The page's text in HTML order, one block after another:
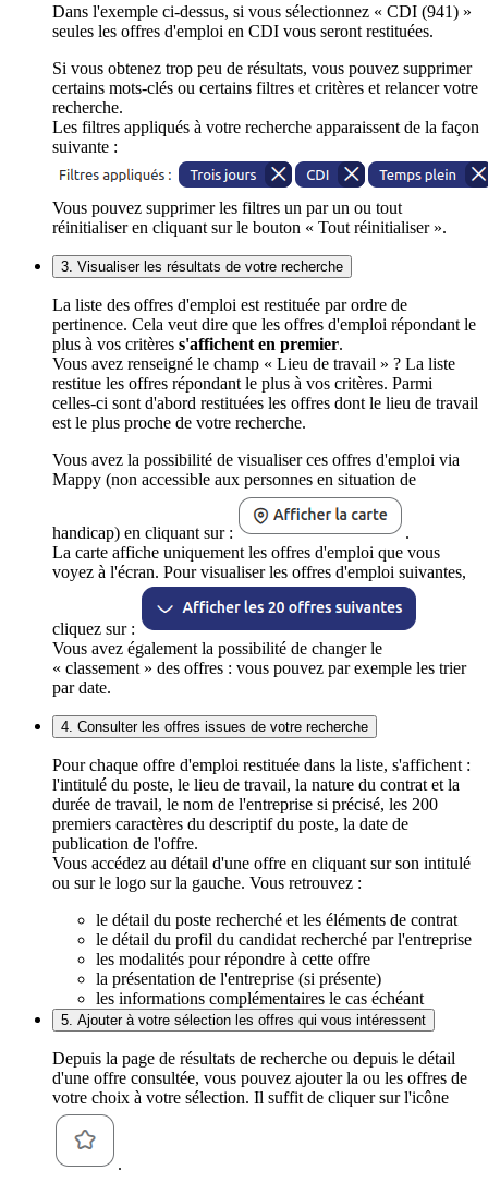
Dans l'exemple ci-dessus, si vous sélectionnez « CDI (941) »
seules les offres d'emploi en CDI vous seront restituées.
Si vous obtenez trop peu de résultats, vous pouvez supprimer
certains mots-clés ou certains filtres et critères et relancer votre
recherche.
Les filtres appliqués à votre recherche apparaissent de la façon
suivante :
Vous pouvez supprimer les filtres un par un ou tout
réinitialiser en cliquant sur le bouton « Tout réinitialiser ».
3. Visualiser les résultats de votre recherche
La liste des offres d'emploi est restituée par ordre de
pertinence. Cela veut dire que les offres d'emploi répondant le
plus à vos critères s'affichent en premier.
Vous avez renseigné le champ « Lieu de travail » ? La liste
restitue les offres répondant le plus à vos critères. Parmi
celles-ci sont d'abord restituées les offres dont le lieu de travail
est le plus proche de votre recherche.
Vous avez la possibilité de visualiser ces offres d'emploi via
Mappy (non accessible aux personnes en situation de
handicap) en cliquant sur :
.
La carte affiche uniquement les offres d'emploi que vous
voyez à l'écran. Pour visualiser les offres d'emploi suivantes,
cliquez sur :
Vous avez également la possibilité de changer le
« classement » des offres : vous pouvez par exemple les trier
par date.
4. Consulter les offres issues de votre recherche
Pour chaque offre d'emploi restituée dans la liste, s'affichent :
l'intitulé du poste, le lieu de travail, la nature du contrat et la
durée de travail, le nom de l'entreprise si précisé, les 200
premiers caractères du descriptif du poste, la date de
publication de l'offre.
Vous accédez au détail d'une offre en cliquant sur son intitulé
ou sur le logo sur la gauche. Vous retrouvez :
le détail du poste recherché et les éléments de contrat
le détail du profil du candidat recherché par l'entreprise
les modalités pour répondre à cette offre
la présentation de l'entreprise (si présente)
les informations complémentaires le cas échéant
5. Ajouter à votre sélection les offres qui vous intéressent
Depuis la page de résultats de recherche ou depuis le détail
d'une offre consultée, vous pouvez ajouter la ou les offres de
votre choix à votre sélection. Il suffit de cliquer sur l'icône
.